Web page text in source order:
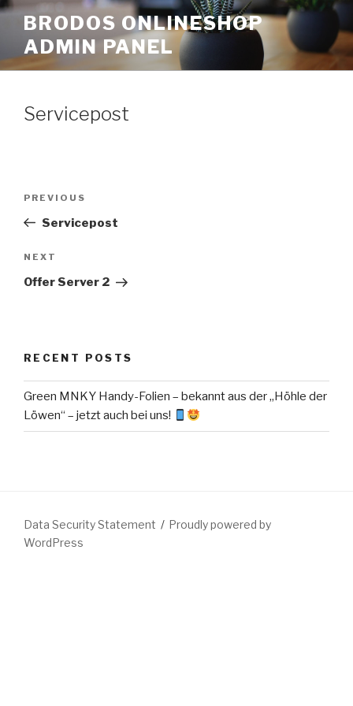
Skip
content
BRODOS ONLINESHOP
ADMIN PANEL
Servicepost
Previous
Post
PREVIOUS
Servicepost
Next
Post
NEXT
Offer Server 2
RECENT POSTS
Green MNKY Handy-Folien – bekannt aus der „Höhle der
Löwen“ – jetzt auch bei uns!
Data Security Statement
Proudly powered by
WordPress